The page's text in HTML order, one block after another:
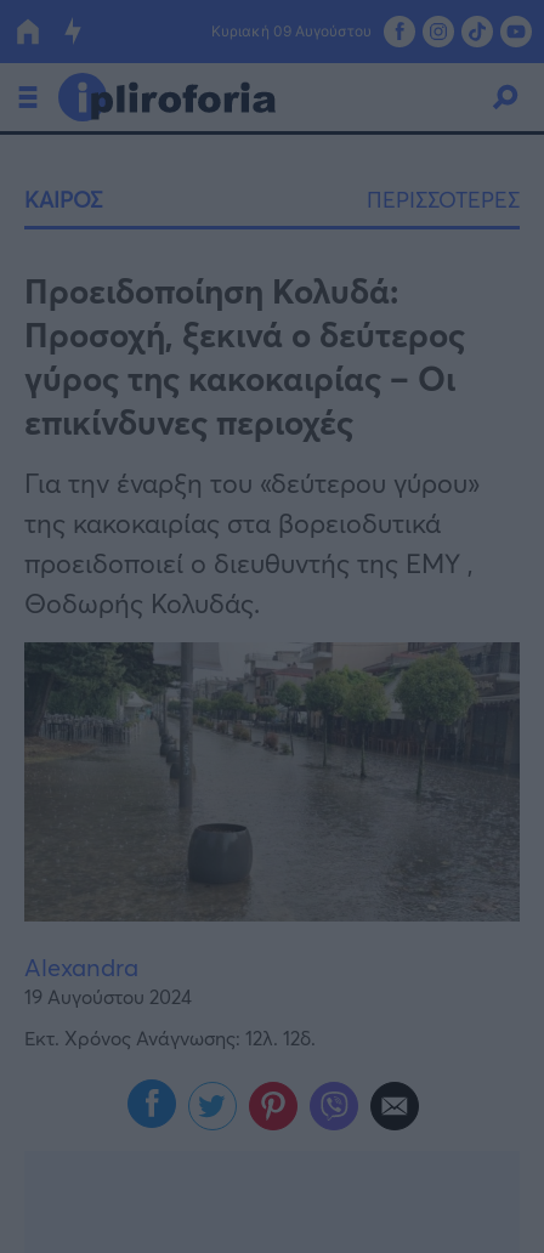
Κυριακή 09 Αυγούστου
Οικονομία
Πολιτική
Τράπεζες
Επιδοτήσεις
Κόσμος
Lifestyle
Αθλητικά
Υγεία
Γυναίκα
Καιρός
ΚΑΙΡΟΣ ΠΕΡΙΣΣΟΤΕΡΕΣ
Προειδοποίηση Κολυδά:
Προσοχή, ξεκινά ο δεύτερος
γύρος της κακοκαιρίας – Οι
επικίνδυνες περιοχές
Για την έναρξη του «δεύτερου γύρου»
της κακοκαιρίας στα βορειοδυτικά
προειδοποιεί ο διευθυντής της ΕΜΥ ,
Θοδωρής Κολυδάς.
Alexandra
19 Αυγούστου 2024
Εκτ. Χρόνος Ανάγνωσης: 12λ. 12δ.